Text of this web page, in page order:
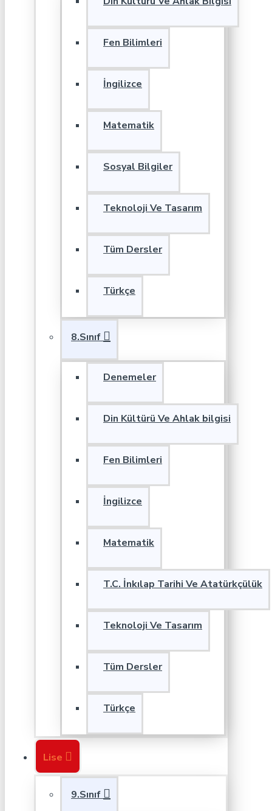
Fen Bilimleri
İngilizce
Matematik
Sosyal Bilgiler
Teknoloji Ve Tasarım
Tüm Dersler
Türkçe
8.Sınıf
Denemeler
Din Kültürü Ve Ahlak bilgisi
Fen Bilimleri
İngilizce
Matematik
T.C. İnkılap Tarihi Ve Atatürkçülük
Teknoloji Ve Tasarım
Tüm Dersler
Türkçe
Lise
9.Sınıf